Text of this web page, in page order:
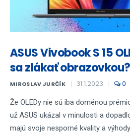
ASUS Vivobook S 15
sa zlákať obrazovkou?
MIROSLAV JURČÍK 31.1.2023 0
Že OLEDy nie sú iba doménou
už ASUS ukázal v minulosti a
majú svoje nesporné kvality a